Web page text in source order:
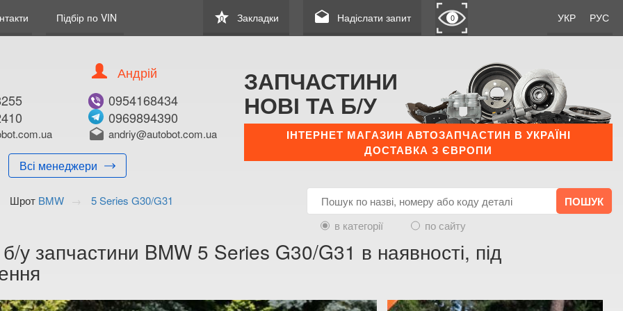
Підбір по VIN УКР РУС
star
0 Закладки drafts Надіслати запит 0
Всі менеджери
Андрій
0954168434
0969894390
drafts andriy@autobot.com.ua
ЗАПЧАСТИНИ
НОВІ ТА Б/У
ІНТЕРНЕТ МАГАЗИН АВТОЗАПЧАСТИН В УКРАЇНІ
ДОСТАВКА З ЄВРОПИ
Шрот BMW
5 Series G30/G31
в категорії
по сайту
у запчастини BMW 5 Series G30/G31 в наявності, під